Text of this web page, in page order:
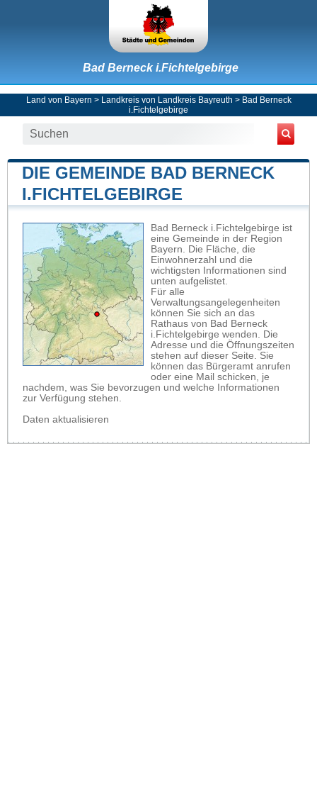
Bad Berneck i.Fichtelgebirge
Land von Bayern > Landkreis von Landkreis Bayreuth > Bad Berneck
i.Fichtelgebirge
DIE GEMEINDE BAD BERNECK
I.FICHTELGEBIRGE
Bad Berneck i.Fichtelgebirge ist
eine Gemeinde in der Region
Bayern. Die Fläche, die
Einwohnerzahl und die
wichtigsten Informationen sind
unten aufgelistet.
Für alle
Verwaltungsangelegenheiten
können Sie sich an das
Rathaus von Bad Berneck
i.Fichtelgebirge wenden. Die
Adresse und die Öffnungszeiten
stehen auf dieser Seite. Sie
können das Bürgeramt anrufen
oder eine Mail schicken, je
nachdem, was Sie bevorzugen und welche Informationen
zur Verfügung stehen.
Daten aktualisieren